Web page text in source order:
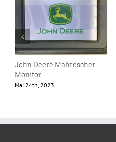
John Deere Mährescher
Monitor
Mai 24th, 2023